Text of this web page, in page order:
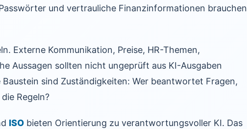
und vertrauliche Finanzinformationen brauchen
Externe Kommunikation, Preise, HR-Themen,
Aussagen sollten nicht ungeprüft aus KI-Ausgaben
sind Zuständigkeiten: Wer beantwortet Fragen,
Regeln?
ISO bieten Orientierung zu verantwortungsvoller KI. Das